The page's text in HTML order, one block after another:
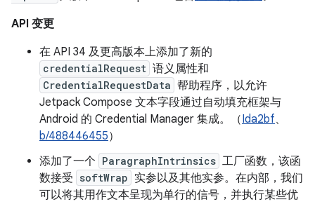
API 变更
在 API 34 及更高版本上添加了新的
credentialRequest 语义属性和
CredentialRequestData 帮助程序，以允许
Jetpack Compose 文本字段通过自动填充框架与
Android 的 Credential Manager 集成。（Ida2bf、
b/488446455）
添加了一个 ParagraphIntrinsics 工厂函数，该函
数接受 softWrap 实参以及其他实参。在内部，我们
可以将其用作文本呈现为单行的信号，并执行某些优